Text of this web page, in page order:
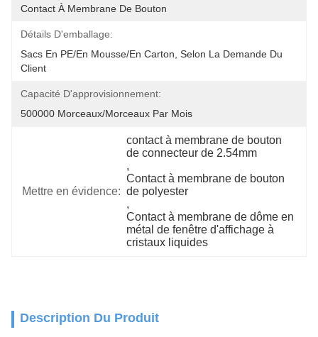
Contact À Membrane De Bouton
Détails D'emballage:
Sacs En PE/en Mousse/en Carton, Selon La Demande Du
Client
Capacité D'approvisionnement:
500000 Morceaux/morceaux Par Mois
Mettre en évidence:
contact à membrane de bouton
de connecteur de 2.54mm
,
Contact à membrane de bouton
de polyester
,
Contact à membrane de dôme en
métal de fenêtre d'affichage à
cristaux liquides
Description Du Produit